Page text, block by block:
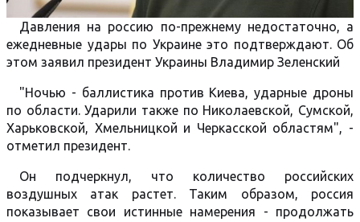
Давления на россию по-прежнему недостаточно, а
ежедневные удары по Украине это подтверждают. Об
этом заявил президент Украины Владимир Зеленский
"Ночью - баллистика против Киева, ударные дроны
по области. Ударили также по Николаевской, Сумской,
Харьковской, Хмельницкой и Черкасской областям", -
отметил президент.
Он подчеркнул, что количество российских
воздушных атак растет. Таким образом, россия
показывает свои истинные намерения - продолжать